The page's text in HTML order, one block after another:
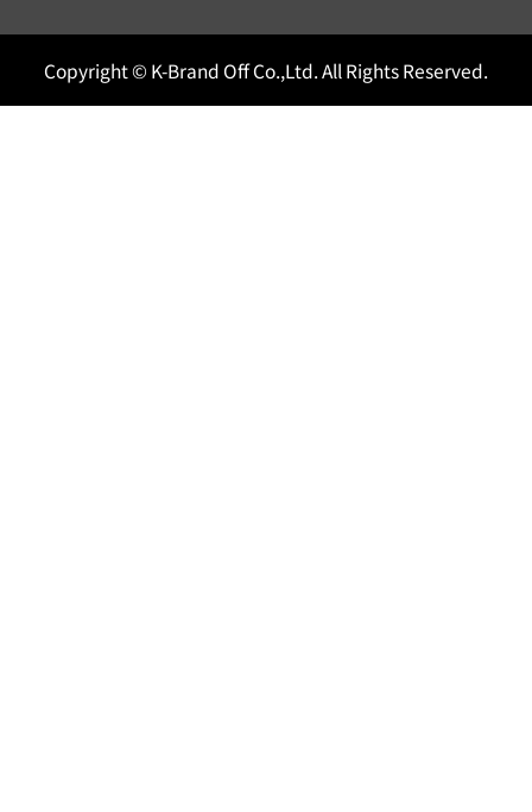
Copyright © K-Brand Off Co.,Ltd. All Rights Reserved.